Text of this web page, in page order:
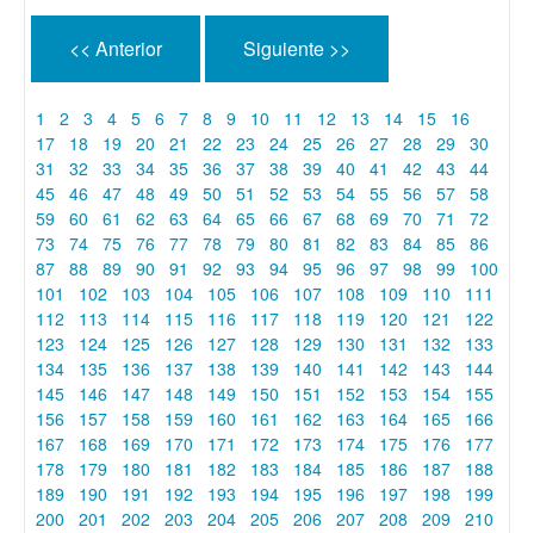
<< Anterior Siguiente >>
1 2 3 4 5 6 7 8 9 10 11 12 13 14 15
16
17
18 19 20 21 22 23 24 25 26 27 28 29 30
31
32 33 34 35 36 37 38 39 40 41 42 43
44
45 46 47 48 49 50 51 52 53 54 55 56 57 58
59 60 61 62 63 64 65 66 67 68 69 70 71
72
73
74 75 76 77 78 79 80 81 82 83 84 85 86
87 88 89 90 91 92 93 94 95 96 97 98 99
100
101
102 103 104 105 106 107 108 109 110
111
112
113 114 115 116 117 118 119 120 121
122
123
124 125 126 127 128 129 130 131 132
133
134
135 136 137 138 139 140 141 142 143
144
145
146 147 148 149 150 151 152 153 154
155
156
157 158 159 160 161 162 163 164 165
166
167
168 169 170 171 172 173 174 175 176
177
178
179 180 181 182 183 184 185 186 187
188
189
190 191 192 193 194 195 196 197 198
199
200
201 202 203 204 205 206 207 208 209 210